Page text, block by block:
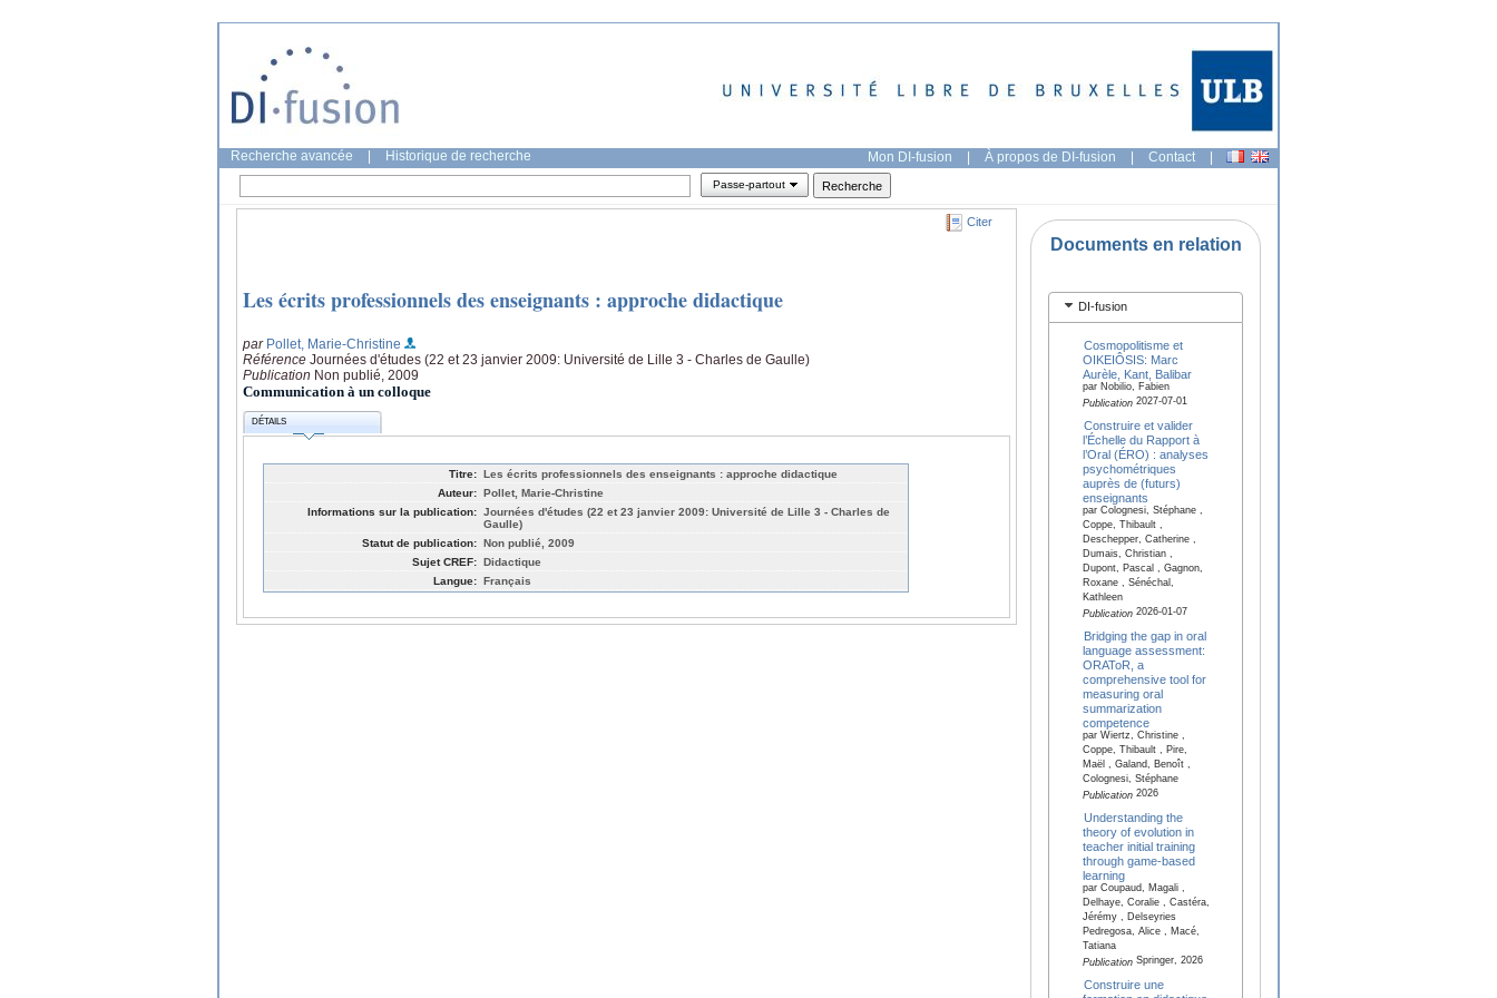
Recherche avancée Historique de recherche Mon DI-fusion | À propos de DI-fusion | Contact |
Passe-partout
Citer
Les écrits professionnels des enseignants : approche didactique
par Pollet, Marie-Christine
Référence Journées d'études (22 et 23 janvier 2009: Université de Lille 3 - Charles de Gaulle)
Publication Non publié, 2009
Communication à un colloque
DÉTAILS
Titre: Les écrits professionnels des enseignants : approche didactique
Auteur: Pollet, Marie-Christine
Informations sur la publication: Journées d'études (22 et 23 janvier 2009: Université de Lille 3 - Charles de
Gaulle)
Statut de publication: Non publié, 2009
Sujet CREF: Didactique
Langue: Français
Documents en relation
DI-fusion
Cosmopolitisme et
OIKEIÔSIS: Marc
Aurèle, Kant, Balibar
par Nobilio, Fabien
Publication2027-07-01
Construire et valider
l’Échelle du Rapport à
l’Oral (ÉRO) : analyses
psychométriques
auprès de (futurs)
enseignants
par Colognesi, Stéphane ,
Coppe, Thibault ,
Deschepper, Catherine ,
Dumais, Christian ,
Dupont, Pascal , Gagnon,
Roxane , Sénéchal,
Kathleen
Publication2026-01-07
Bridging the gap in oral
language assessment:
ORAToR, a
comprehensive tool for
measuring oral
summarization
competence
par Wiertz, Christine ,
Coppe, Thibault , Pire,
Maël , Galand, Benoît ,
Colognesi, Stéphane
Publication2026
Understanding the
theory of evolution in
teacher initial training
through game-based
learning
par Coupaud, Magali ,
Delhaye, Coralie , Castéra,
Jérémy , Delseyries
Pedregosa, Alice , Macé,
Tatiana
PublicationSpringer, 2026
Construire une